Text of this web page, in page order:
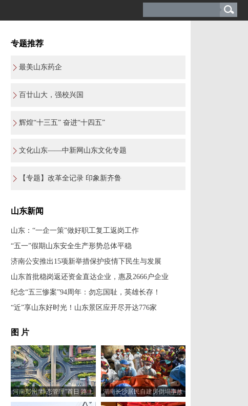
专题推荐
最美山东药企
百廿山大，强校兴国
辉煌“十三五” 奋进“十四五”
文化山东——中新网山东文化专题
【专题】改革全记录 印象新齐鲁
山东新闻
山东：“一企一策”做好职工复工返岗工作
“五一”假期山东安全生产形势总体平稳
济南公安推出15项新举措保护疫情下民生与发展
山东首批稳岗返还资金直达企业，惠及2666户企业
纪念“五三惨案”94周年：勿忘国耻，英雄长存！
“近”享山东好时光！山东景区应开尽开达776家
图 片
河南郑州“静态管理”首日 路上
人少车少
湖南长沙居民自建房倒塌事故
现场救出第10名被困人员